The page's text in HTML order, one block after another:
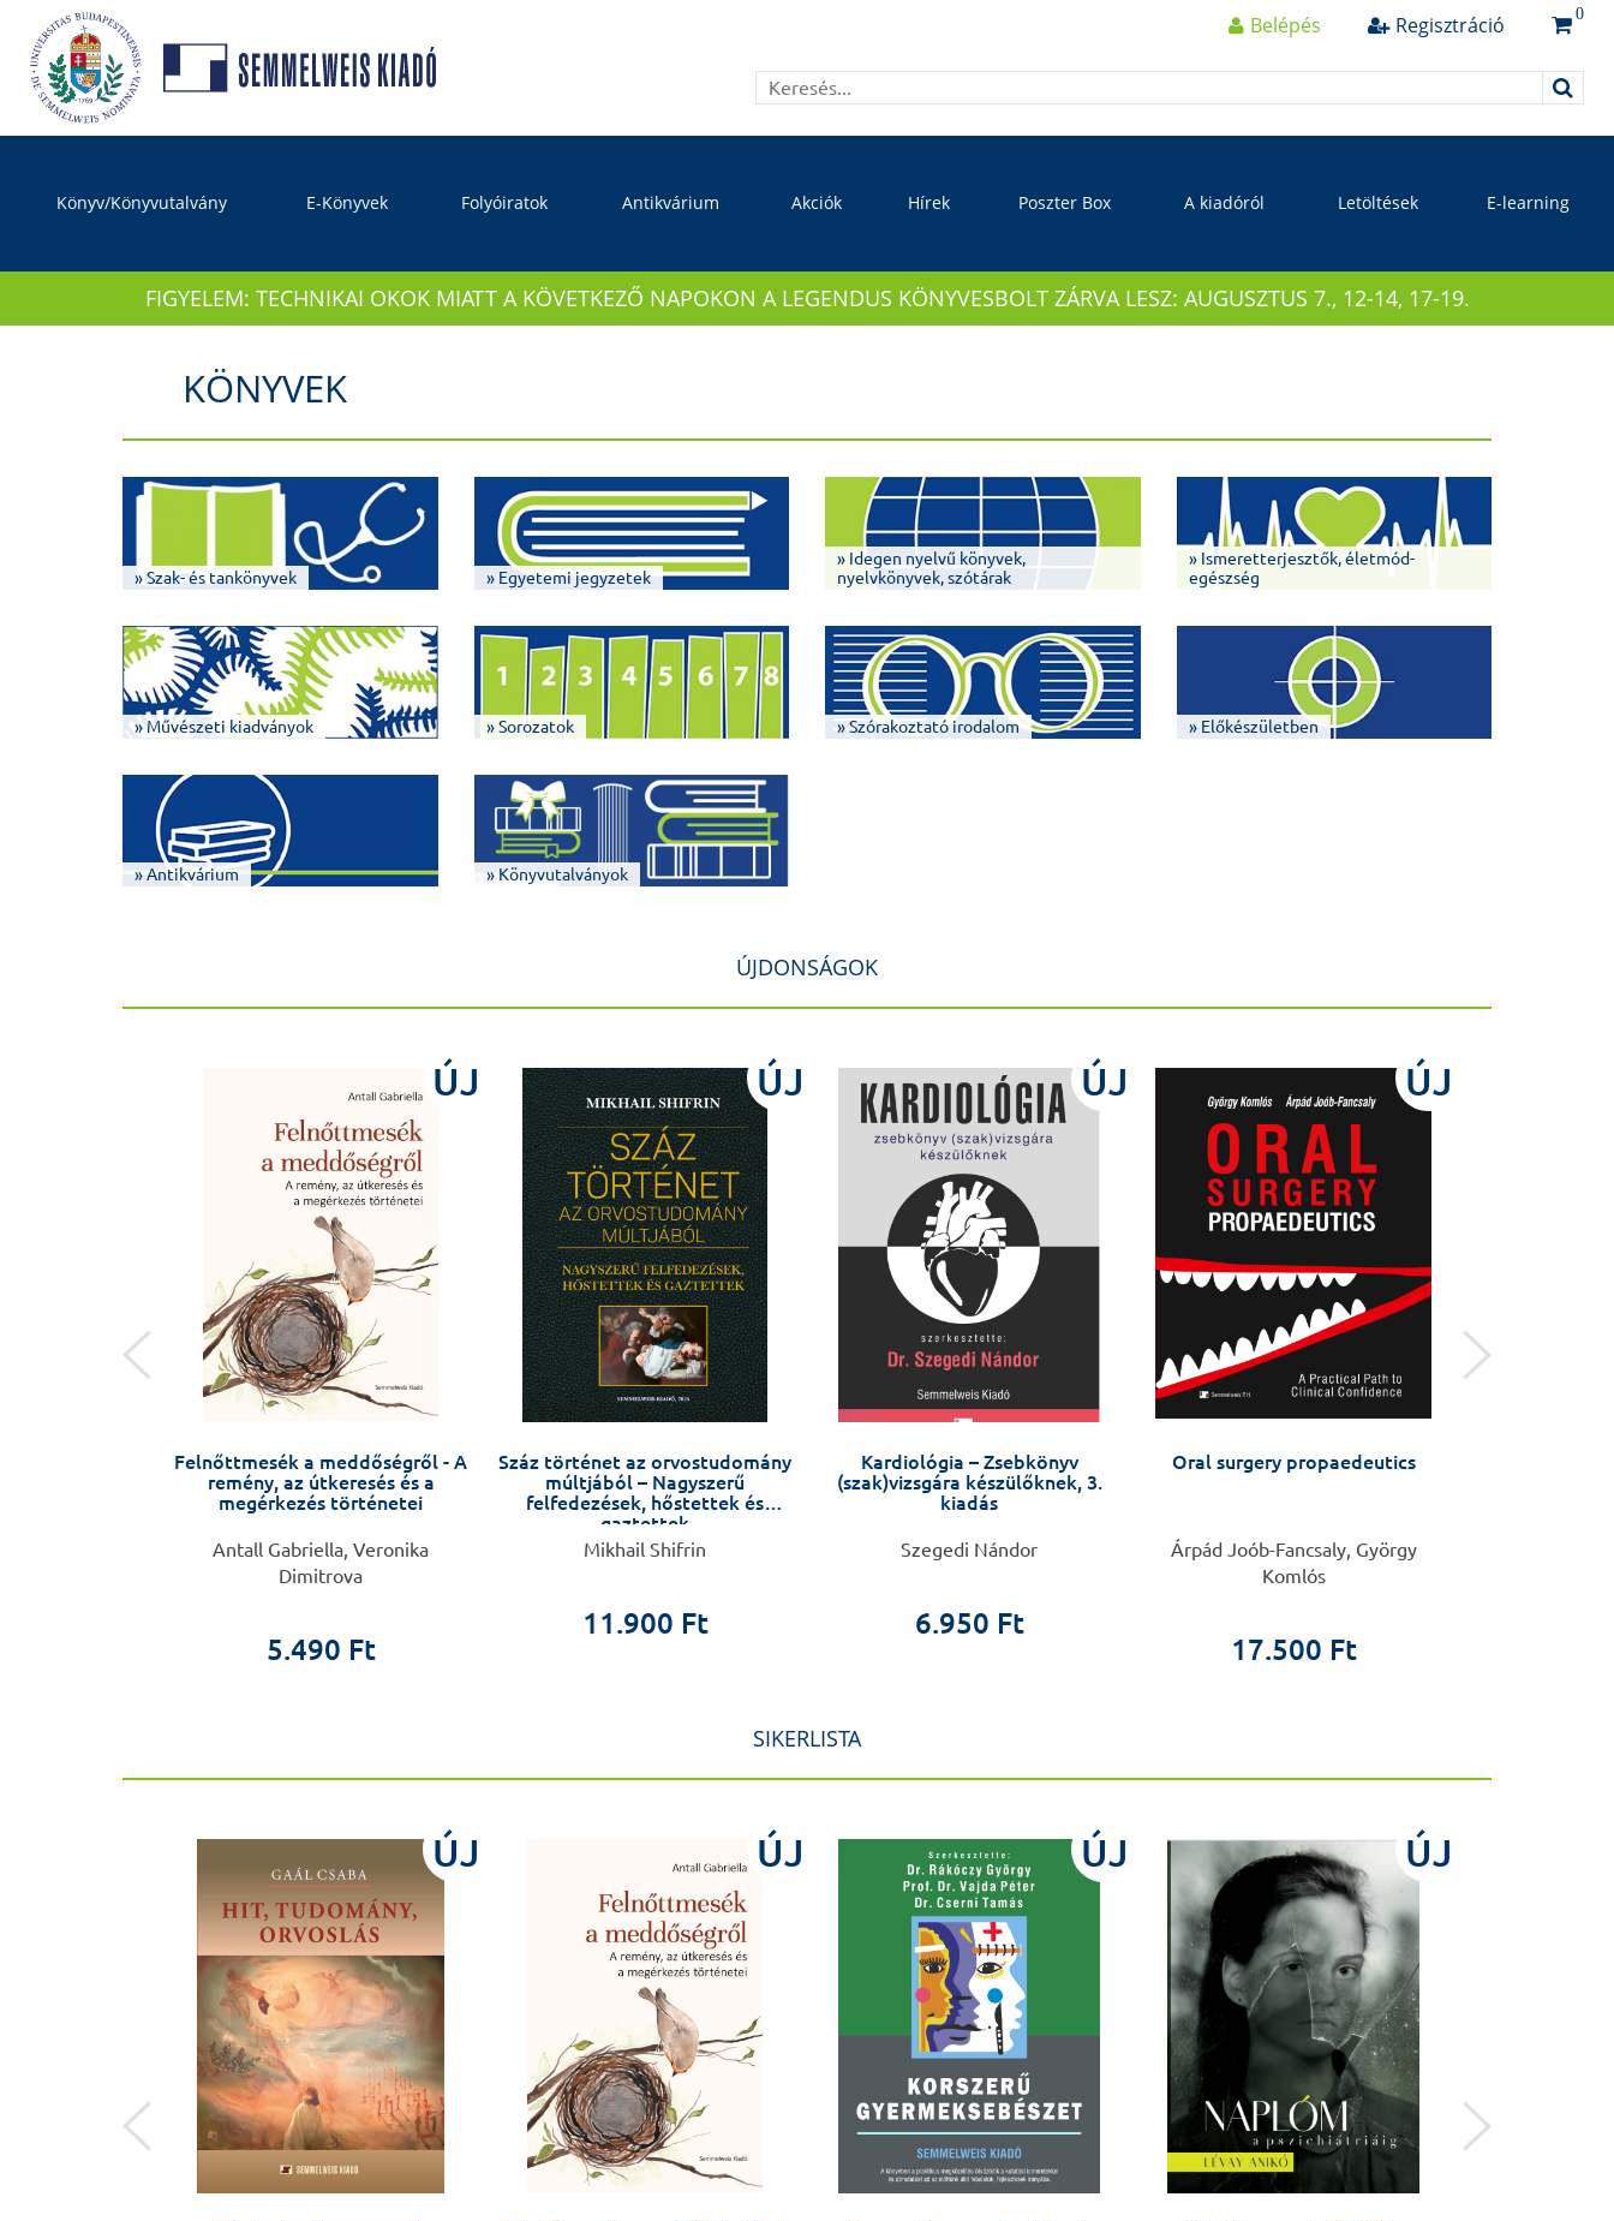
Belépés Regisztráció 0
Könyv/Könyvutalvány E-Könyvek Folyóiratok Antikvárium Akciók Hírek Poszter Box A kiadóról Letöltések E-learning
FIGYELEM: TECHNIKAI OKOK MIATT A KÖVETKEZŐ NAPOKON A LEGENDUS KÖNYVESBOLT ZÁRVA LESZ: AUGUSZTUS 7., 12-14, 17-19.
KÖNYVEK
» Szak- és tankönyvek » Egyetemi jegyzetek
» Idegen nyelvű könyvek,
nyelvkönyvek, szótárak
» Ismeretterjesztők, életmód-
egészség
» Művészeti kiadványok » Sorozatok » Szórakoztató irodalom » Előkészületben
» Antikvárium » Könyvutalványok
ÚJDONSÁGOK
ÚJ
Felnőttmesék a meddőségről - A
remény, az útkeresés és a
megérkezés történetei
Antall Gabriella, Veronika
Dimitrova
5.490 Ft
ÚJ
Száz történet az orvostudomány
múltjából – Nagyszerű
felfedezések, hőstettek és
gaztettek
Mikhail Shifrin
11.900 Ft
ÚJ
Kardiológia – Zsebkönyv
(szak)vizsgára készülőknek, 3.
kiadás
Szegedi Nándor
6.950 Ft
ÚJ
Oral surgery propaedeutics
Árpád Joób-Fancsaly, György
Komlós
17.500 Ft
SIKERLISTA
ÚJ ÚJ ÚJ ÚJ